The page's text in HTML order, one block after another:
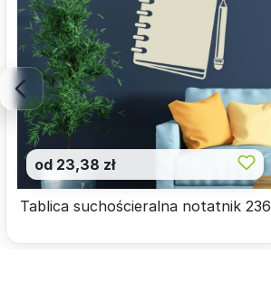
od 23,38 zł
Tablica suchościeralna notatnik 236